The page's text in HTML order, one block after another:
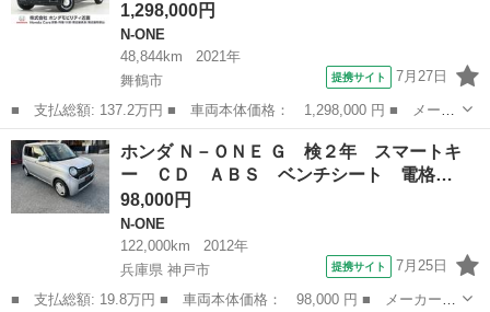
1,298,000円
N-ONE
48,844km
2021年
舞鶴市
提携サイト 7月27日
■ 支払総額: 137.2万円 ■ 車両本体価格： 1,298,000 円 ■ メーカ
ー名： ホンダ ■ 車種名： Ｎ－ＯＮＥ ■ グレード名： オリジ
ナル ４ＷＤ ディスプレイオーディオ バックカメラ 渋滞追従機
能付アダ...
京都 舞鶴市 N-ONE
ホンダ Ｎ－ＯＮＥ Ｇ 検２年 スマートキ
ー ＣＤ ＡＢＳ ベンチシート 電格…
98,000円
N-ONE
122,000km
2012年
兵庫県 神戸市
提携サイト 7月25日
■ 支払総額: 19.8万円 ■ 車両本体価格： 98,000 円 ■ メーカー